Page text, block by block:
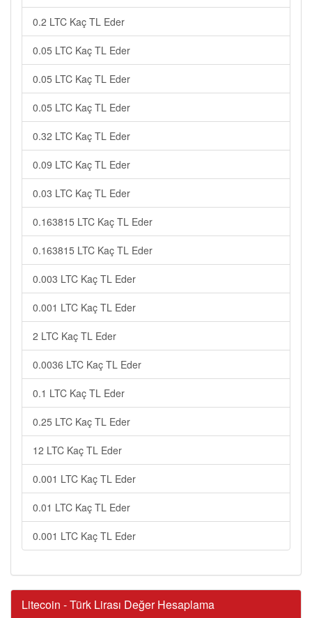
0.2 LTC Kaç TL Eder
0.05 LTC Kaç TL Eder
0.05 LTC Kaç TL Eder
0.05 LTC Kaç TL Eder
0.32 LTC Kaç TL Eder
0.09 LTC Kaç TL Eder
0.03 LTC Kaç TL Eder
0.163815 LTC Kaç TL Eder
0.163815 LTC Kaç TL Eder
0.003 LTC Kaç TL Eder
0.001 LTC Kaç TL Eder
2 LTC Kaç TL Eder
0.0036 LTC Kaç TL Eder
0.1 LTC Kaç TL Eder
0.25 LTC Kaç TL Eder
12 LTC Kaç TL Eder
0.001 LTC Kaç TL Eder
0.01 LTC Kaç TL Eder
0.001 LTC Kaç TL Eder
Litecoin - Türk Lirası Değer Hesaplama